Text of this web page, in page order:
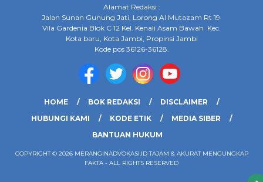
Alamat Redaksi :
Jalan Sunan Gunung Jati, Lorong Al Mutazam Rt 19
Vila Gardenia Blok C 12 Kel. Kenali Asam Bawah Kec.
Kota baru, Kota Jambi, Propinsi Jambi
Kode pos 36126-36128.
HOME BOK REDAKSI
DISCLAIMER
HUBUNGI KAMI
KODE ETIK
MEDIA SIBER
BANTUAN HUKUM
COPYRIGHT © 2026 MERANGINADVOKASI.ID TAJAM & AKURAT MENGUNGKAP
FAKTA - ALL RIGHTS RESERVED